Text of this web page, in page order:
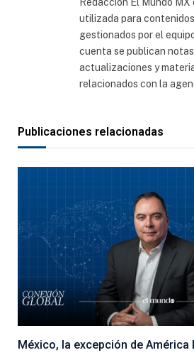
utilizada para
gestionados por el
cuenta se publican
actualizaciones y
relacionados con la
Publicaciones relacionadas
México, la excepción de América